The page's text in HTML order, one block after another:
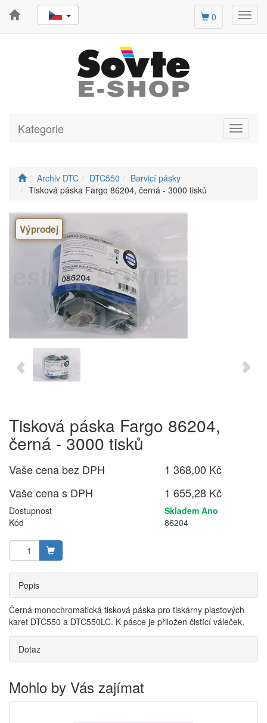
0
Toggle
Kategorie
Archiv DTC DTC550
Barvicí pásky
Tisková páska Fargo 86204, černá - 3000 tisků
Výprodej
Tisková páska Fargo 86204,
černá - 3000 tisků
Vaše cena bez DPH
1 368,00 Kč
Vaše cena s DPH
1 655,28 Kč
Dostupnost
Skladem Ano
Kód
86204
Popis
Černá monochromatická tisková páska pro tiskárny plastových
karet DTC550 a DTC550LC. K pásce je přiložen čistící váleček.
Dotaz
Mohlo by Vás zajímat